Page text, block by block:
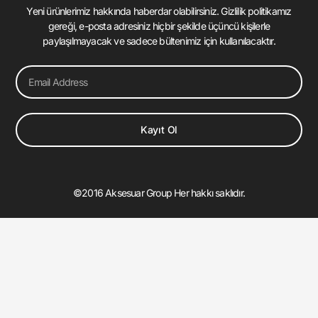
Yeni ürünlerimiz hakkında haberdar olabilirsiniz. Gizlilik politikamız
gereği, e-posta adresiniz hiçbir şekilde üçüncü kişilerle
paylaşılmayacak ve sadece bültenimiz için kullanılacaktır.
Email
Kayıt Ol
©2016 Aksesuar Group Her hakkı saklıdır.